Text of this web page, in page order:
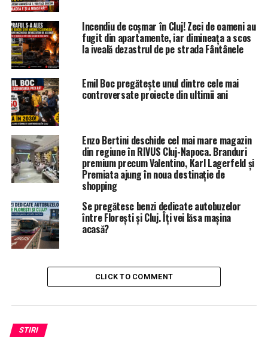
Incendiu de coșmar în Cluj! Zeci de oameni au
fugit din apartamente, iar dimineața a scos
la iveală dezastrul de pe strada Fântânele
Emil Boc pregătește unul dintre cele mai
controversate proiecte din ultimii ani
Enzo Bertini deschide cel mai mare magazin
din regiune în RIVUS Cluj-Napoca. Branduri
premium precum Valentino, Karl Lagerfeld și
Premiata ajung în noua destinație de
shopping
Se pregătesc benzi dedicate autobuzelor
între Florești și Cluj. Îți vei lăsa mașina
acasă?
CLICK TO COMMENT
STIRI